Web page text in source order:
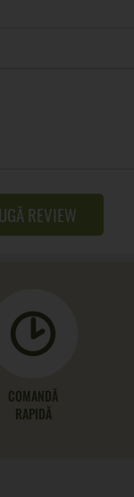
REVIEW
COMANDĂ
RAPIDĂ